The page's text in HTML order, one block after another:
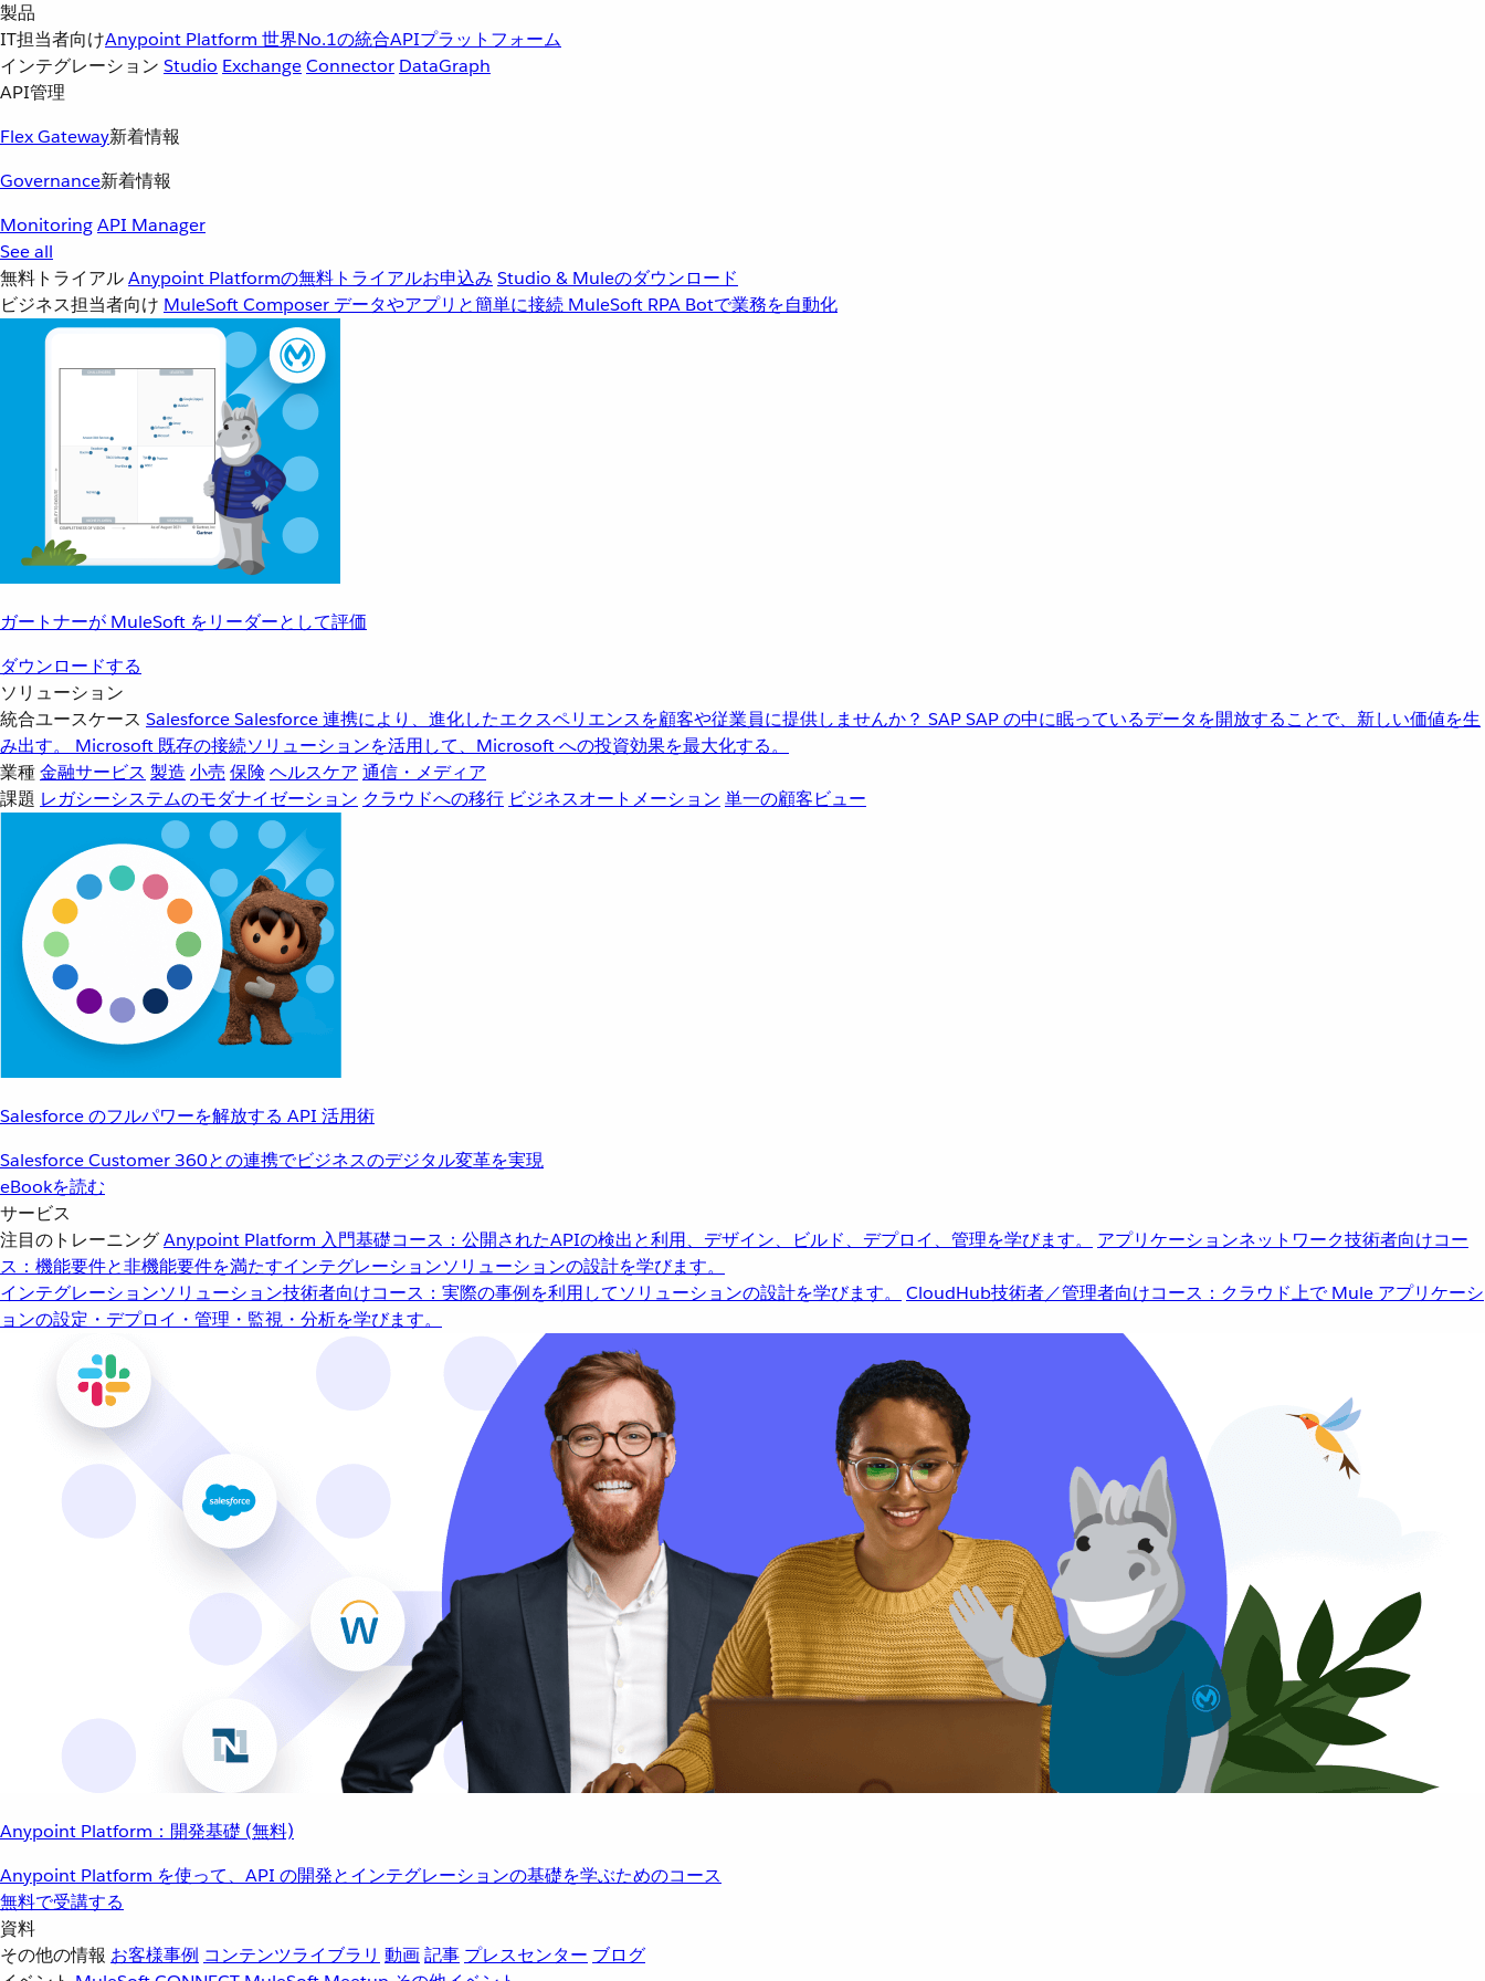
製品
IT担当者向けAnypoint Platform 世界No.1の統合APIプラットフォーム
インテグレーション Studio ExchangeConnector DataGraph
API管理
Flex Gateway新着情報
Governance新着情報
MonitoringAPI Manager
See all
無料トライアルAnypoint Platformの無料トライアルお申込み Studio & Muleのダウンロード
ビジネス担当者向け MuleSoft Composer データやアプリと簡単に接続 MuleSoft RPA Botで業務を自動化
ガートナーが MuleSoft をリーダーとして評価
ダウンロードする
ソリューション
統合ユースケース SalesforceSalesforce 連携により、進化したエクスペリエンスを顧客や従業員に提供しませんか？ SAPSAP の中に眠っているデータを開放することで、新しい価値を生
み出す。
Microsoft 既存の接続ソリューションを活用して、Microsoft への投資効果を最大化する。
業種金融サービス 製造 小売 保険 ヘルスケア 通信・メディア
課題 レガシーシステムのモダナイゼーション クラウドへの移行 ビジネスオートメーション 単一の顧客ビュー
Salesforce のフルパワーを解放する API 活用術
Salesforce Customer 360との連携でビジネスのデジタル変革を実現
eBookを読む
サービス
注目のトレーニングAnypoint Platform 入門基礎コース：公開されたAPIの検出と利用、デザイン、ビルド、デプロイ、管理を学びます。 アプリケーションネットワーク技術者向けコー
ス：機能要件と非機能要件を満たすインテグレーションソリューションの設計を学びます。
インテグレーションソリューション技術者向けコース：実際の事例を利用してソリューションの設計を学びます。 CloudHub技術者／管理者向けコース：クラウド上で Mule アプリケーシ
ョンの設定・デプロイ・管理・監視・分析を学びます。
Anypoint Platform：開発基礎 (無料)
Anypoint Platform を使って、API の開発とインテグレーションの基礎を学ぶためのコース
無料で受講する
資料
その他の情報 お客様事例 コンテンツライブラリ 動画記事 プレスセンター ブログ